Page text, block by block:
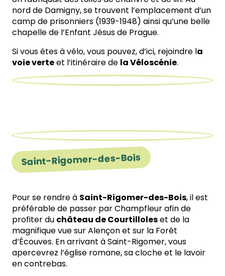
nord de Damigny, se trouvent l’emplacement d’un
camp de prisonniers (1939-1948) ainsi qu’une belle
chapelle de l’Enfant Jésus de Prague.
Si vous êtes à vélo, vous pouvez, d’ici, rejoindre la
voie verteet l’itinéraire de la Véloscénie.
Saint-Rigomer-des-Bois
Pour se rendre à Saint-Rigomer-des-Bois, il est
préférable de passer par Champfleur afin de
profiter du château de Courtilloleset de la
magnifique vue sur Alençon et sur la Forêt
d’Écouves. En arrivant à Saint-Rigomer, vous
apercevrez l’église romane, sa cloche et le lavoir
en contrebas.